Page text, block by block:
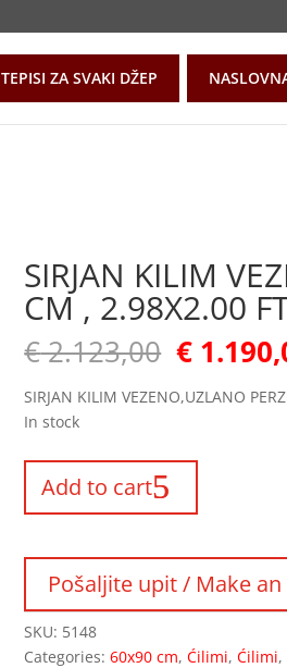
TEPISI ZA SVAKI DŽEP
SIRJAN KILIM
CM , 2.98X2.00
€2.123,00 €
SIRJAN KILIM VEZENO,UZLANO
In stock
Add to cart
SKU: 5148
Categories:60x90 cm,Ćilimi,Ćilimi,